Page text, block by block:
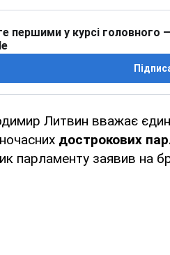
першими у курсі головного
Литвин вважає
дострокових
парламенту заявив на